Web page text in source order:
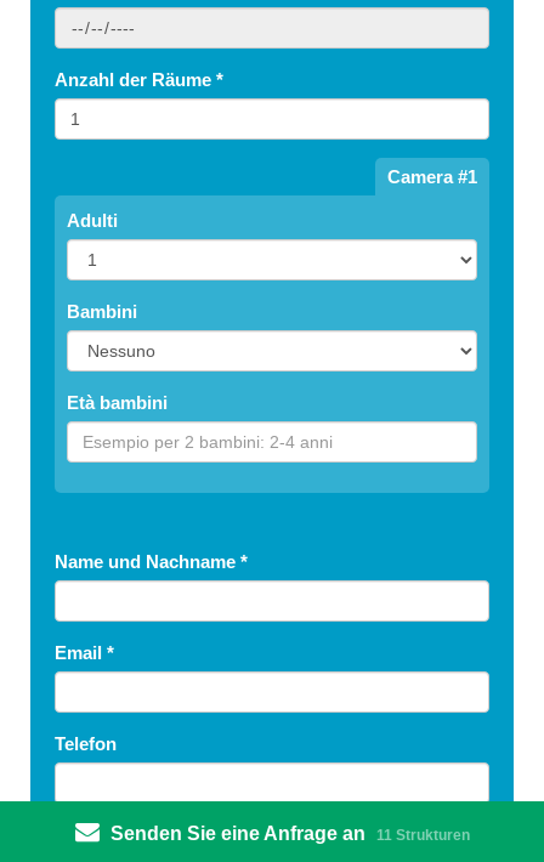
Anzahl der Räume *
Camera #1
Adulti
Bambini
Età bambini
Name und Nachname *
Email *
Telefon
Behandlung*
Senden Sie eine Anfrage an 11 Strukturen